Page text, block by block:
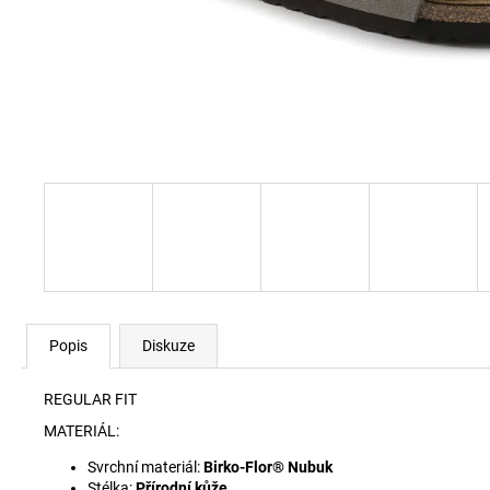
Popis Diskuze
REGULAR FIT
MATERIÁL:
Svrchní materiál:Birko-Flor® Nubuk
RYAN-D-CORE-3PACK TRENKY E7672